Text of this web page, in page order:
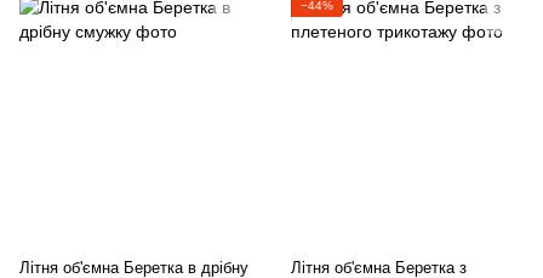
Літня об'ємна Беретка в дрібну
−44%
Літня об'ємна Беретка з